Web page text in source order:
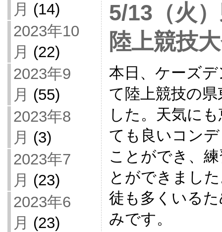
月 (14)
2023年10
月 (22)
2023年9
月 (55)
2023年8
月 (3)
2023年7
月 (23)
2023年6
月 (23)
5/13（火
陸上競技
本日、ケーズ
て陸上競技の
した。天気に
ても良いコン
ことができ、
とができまし
徒も多くいる
みです。